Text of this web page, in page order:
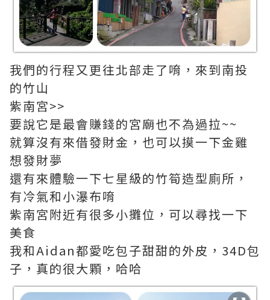
我們的行程又更往北部走了唷，來到南投
的竹山
紫南宮>>
要說它是最會賺錢的宮廟也不為過拉~~
就算沒有來借發財金，也可以摸一下金雞
想發財夢
還有來體驗一下七星級的竹筍造型廁所，
有冷氣和小瀑布唷
紫南宮附近有很多小攤位，可以尋找一下
美食
我和Aidan都愛吃包子甜甜的外皮，34D包
子，真的很大顆，哈哈